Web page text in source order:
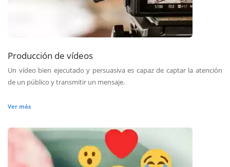
Producción de vídeos
Un vídeo bien ejecutado y persuasiva es capaz de captar la atención
de un público y transmitir un mensaje.
Ver más